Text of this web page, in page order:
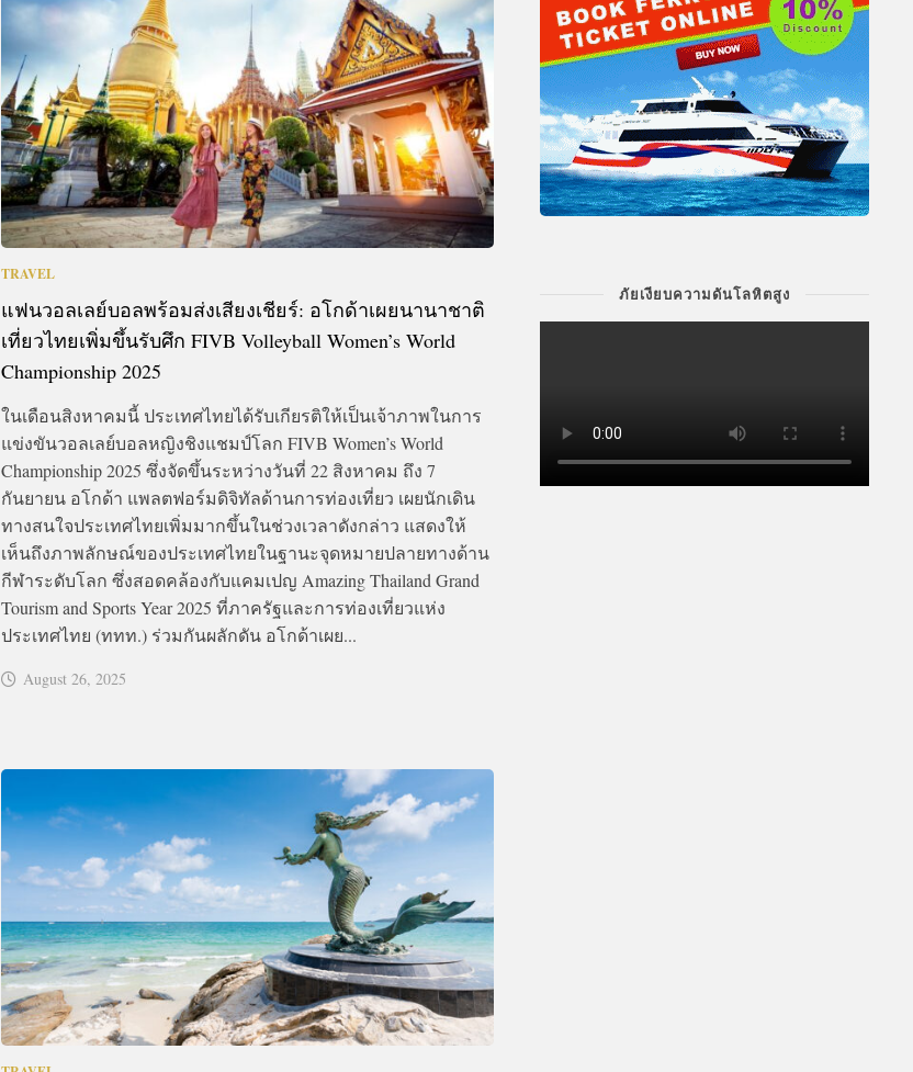
TRAVEL
แฟนวอลเลย์บอลพร้อมส่งเสียงเชียร์: อโกด้าเผยนานาชาติ
เที่ยวไทยเพิ่มขึ้นรับศึก FIVB Volleyball Women’s World
Championship 2025
ในเดือนสิงหาคมนี้ ประเทศไทยได้รับเกียรติให้เป็นเจ้าภาพในการ
แข่งขันวอลเลย์บอลหญิงชิงแชมป์โลก FIVB Women’s World
Championship 2025 ซึ่งจัดขึ้นระหว่างวันที่ 22 สิงหาคม ถึง 7
กันยายน อโกด้า แพลตฟอร์มดิจิทัลด้านการท่องเที่ยว เผยนักเดิน
ทางสนใจประเทศไทยเพิ่มมากขึ้นในช่วงเวลาดังกล่าว แสดงให้
เห็นถึงภาพลักษณ์ของประเทศไทยในฐานะจุดหมายปลายทางด้าน
กีฬาระดับโลก ซึ่งสอดคล้องกับแคมเปญ Amazing Thailand Grand
Tourism and Sports Year 2025 ที่ภาครัฐและการท่องเที่ยวแห่ง
ประเทศไทย (ททท.) ร่วมกันผลักดัน อโกด้าเผย...
August 26, 2025
ภัยเงียบความดันโลหิตสูง